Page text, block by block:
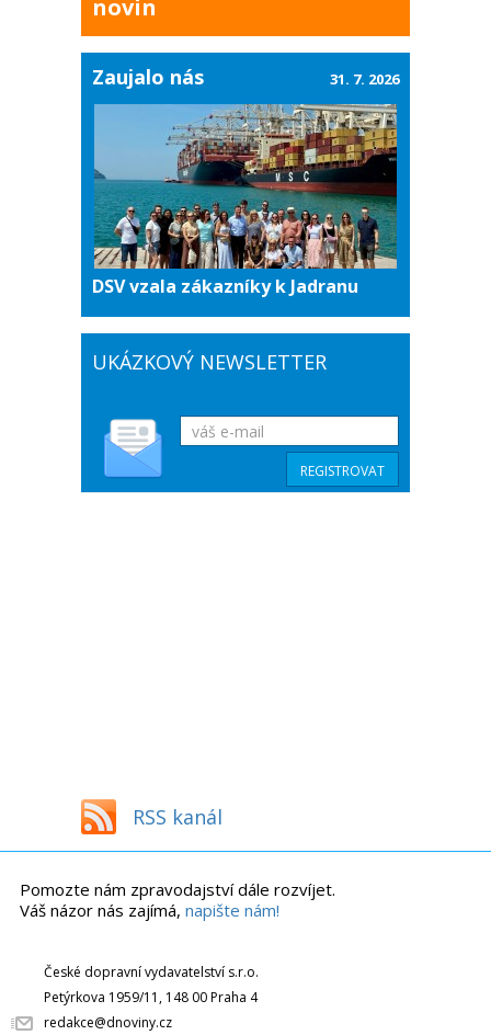
novin
Zaujalo nás
DSV vzala zákazníky k Jadranu
31. 7. 2026
UKÁZKOVÝ NEWSLETTER
RSS kanál
Pomozte nám zpravodajství dále rozvíjet.
Váš názor nás zajímá, napište nám!
České dopravní vydavatelství s.r.o.
Petýrkova 1959/11, 148 00 Praha 4
redakce@dnoviny.cz